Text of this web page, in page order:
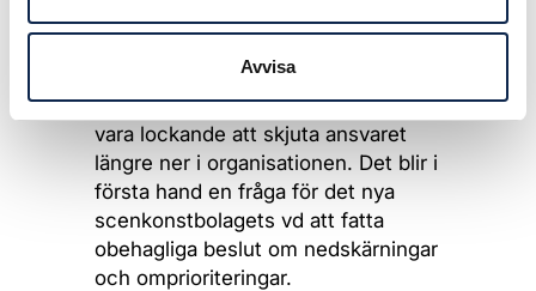
Avvisa
I utredningsmaterialet slås fast att
kulturverksamhet inte bedöms
kunna öka på kort sikt. Då kan det
vara lockande att skjuta ansvaret
längre ner i organisationen. Det blir i
första hand en fråga för det nya
scenkonstbolagets vd att fatta
obehagliga beslut om nedskärningar
och omprioriteringar.